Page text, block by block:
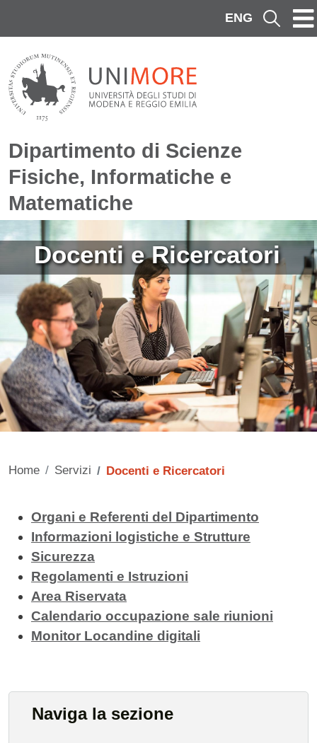
ENG Cerca
Dipartimento di Scienze
Fisiche, Informatiche e
Matematiche
Immagine
Docenti e Ricercatori
Home Servizi Docenti e Ricercatori
Contenuto
Organi e Referenti del Dipartimento
Informazioni logistiche e Strutture
Sicurezza
Regolamenti e Istruzioni
Area Riservata
Calendario occupazione sale riunioni
Monitor Locandine digitali
Naviga la sezione